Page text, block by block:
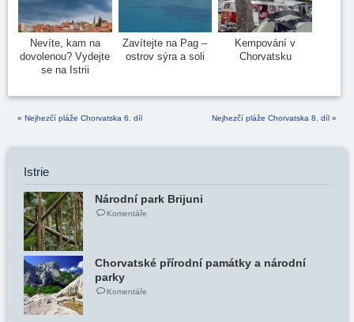
Nevíte, kam na
dovolenou? Vydejte
se na Istrii
Zavítejte na Pag –
ostrov sýra a soli
Kempování v
Chorvatsku
« Nejhezčí pláže Chorvatska 6. díl Nejhezčí pláže Chorvatska 8. díl »
Istrie
Národní park Brijuni
Komentáře
Chorvatské přírodní památky a národní
parky
Komentáře